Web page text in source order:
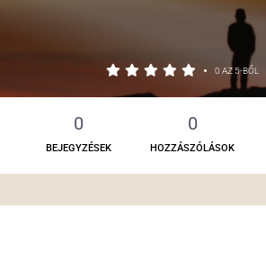
• 0 AZ 5-BŐL
0
BEJEGYZÉSEK
0
HOZZÁSZÓLÁSOK